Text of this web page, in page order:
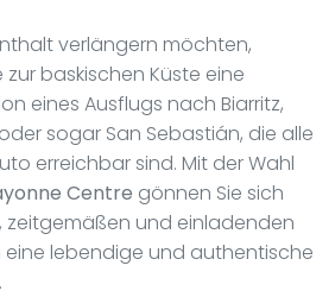
verlängern möchten,
baskischen Küste eine
eines Ausflugs nach Biarritz,
sogar San Sebastián, die alle
erreichbar sind. Mit der Wahl
Centre gönnen Sie sich
zeitgemäßen und einladenden
eine lebendige und authentische